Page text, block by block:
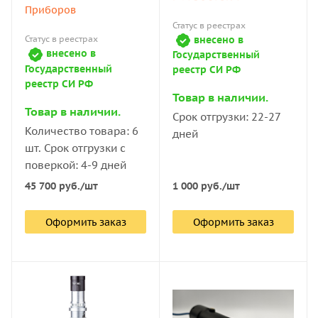
для работы с разными типами металлов и сплавов,
включая материалы с тёмной или шероховатой
поверхностью.
Где эти микроскопы
применяются? (Не только цеха)
Область использования намного
шире, чем просто «измерение
твёрдости».
после термической обработки. Например, если после
закалки и отпуска стали 40Х твёрдость по Бринеллю
деталь в брак.
Приборов
Статус в реестрах
внесено в
Государственный
реестр СИ РФ
Товар в наличии.
Количество товара: 6
шт. Срок отгрузки с
поверкой: 4-9 дней
45 700 руб./шт
Оформить заказ
Статус в реестрах
внесено в
Государственный
реестр СИ РФ
Товар в наличии.
Срок отгрузки: 22-27
дней
1 000 руб./шт
Оформить заказ